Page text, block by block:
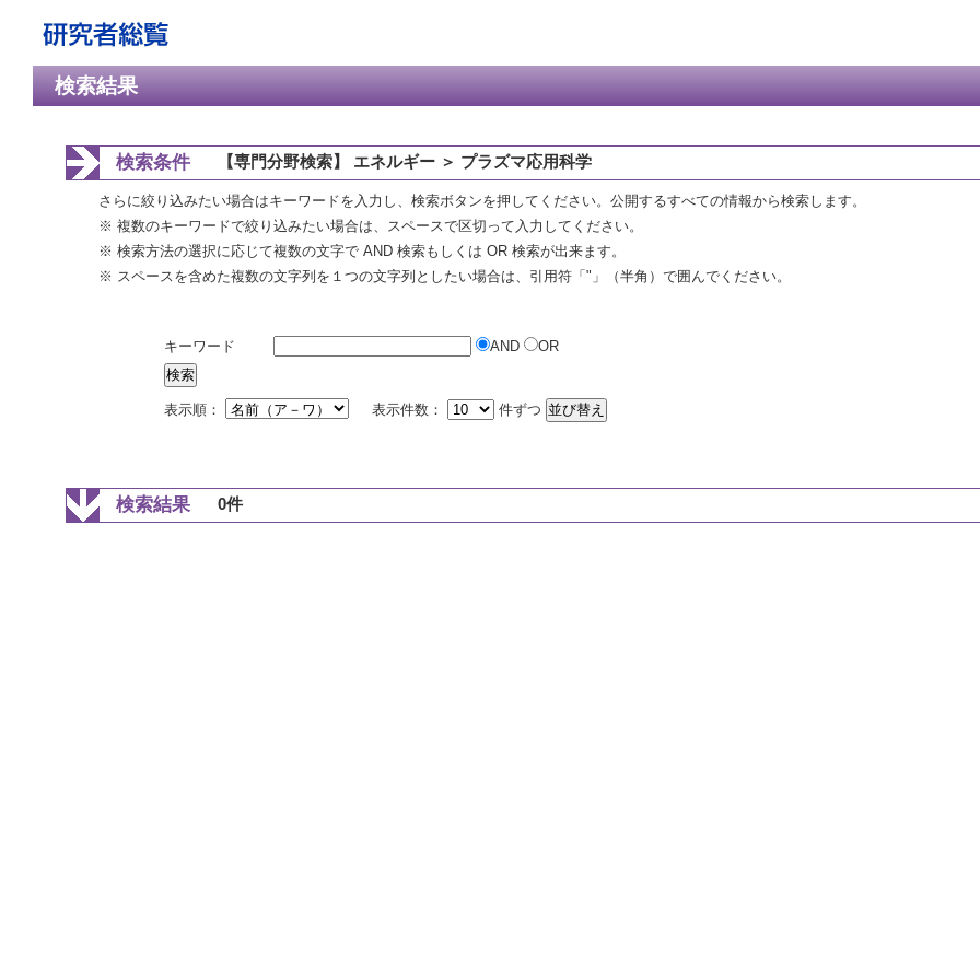
検索結果
検索条件 【専門分野検索】 エネルギー ＞ プラズマ応用科学
さらに絞り込みたい場合はキーワードを入力し、検索ボタンを押してください。公開するすべての情報から検索します。
※ 複数のキーワードで絞り込みたい場合は、スペースで区切って入力してください。
※ 検索方法の選択に応じて複数の文字で AND 検索もしくは OR 検索が出来ます。
※ スペースを含めた複数の文字列を１つの文字列としたい場合は、引用符「"」（半角）で囲んでください。
キーワード AND OR
表示順： 表示件数： 件ずつ
検索結果 0件